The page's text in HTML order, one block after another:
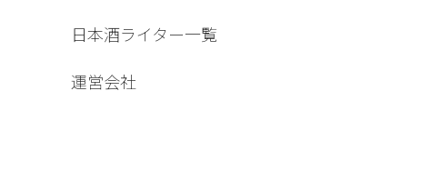
日本酒ライター一覧
運営会社